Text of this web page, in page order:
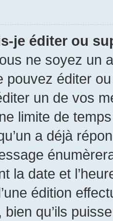
je éditer ou
ne soyez un
pouvez éditer
un de vos
limite de
a déjà
la date et
édition
qu’ils